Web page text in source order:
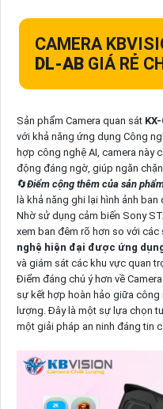
CAMERA
DL-AB GIÁ RẺ
Sản phẩm Camera quan sát
với khả năng ứng dụng Công
hợp công nghệ AI, camera này
động đáng ngờ, giúp ngăn
🔄Điểm cộng thêm của sản
là khả năng ghi lại hình ảnh
Nhờ sử dụng cảm biến Sony
xem ban đêm rõ hơn so với
nghệ hiện đại được ứng
và giám sát các khu vực quan
Điểm đáng chú ý hơn về
sự kết hợp hoàn hảo giữa công
lượng. Đây là một sự lựa chọn
một giải pháp an ninh đáng tin